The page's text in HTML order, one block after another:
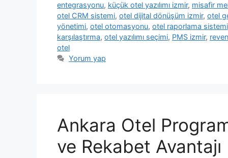
entegrasyonu, küçük otel yazılımı izmir, misafir
otel CRM sistemi, otel dijital dönüşüm izmir, otel
yönetimi, otel otomasyonu, otel raporlama sistemi
karşılaştırma, otel yazılımı seçimi, PMS izmir,
otel
Yorum yap
Ankara Otel
ve Rekabet Avantajı